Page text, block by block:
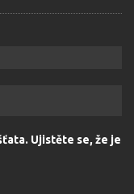
Ujistěte se, že je